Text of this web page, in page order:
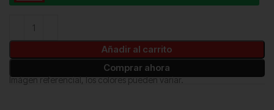
Añadir al carrito
Comprar ahora
Imágen referencial, los colores pueden variar.